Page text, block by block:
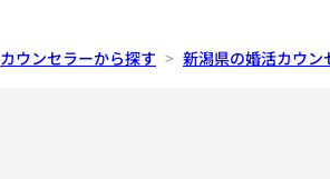
カウンセラーから探す 新潟県の婚活カウン